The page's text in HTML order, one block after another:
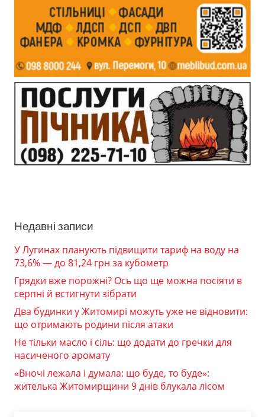
Недавні записи
У Лугинах планують підвищити тариф на воду на
73,6% — до 81,24 грн за кубометр
Грядки вже порожні? Ось що ще можна посіяти в
серпні й встигнути зібрати
Два будинки у Житомирі можуть уже не відновити:
що отримають родини після атаки
Не тільки масло і сіль: що додати до гречки для
насиченого аромату
«Вночі лежала і думала: що буде, то буде»:
жителька Житомирщини 9 днів блукала лісом